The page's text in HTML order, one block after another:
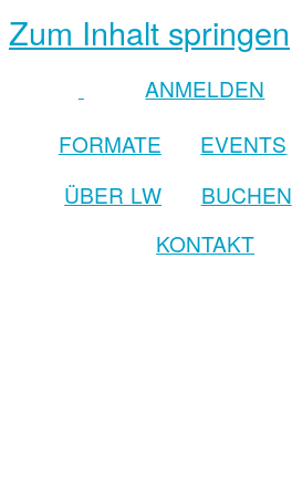
Zum Inhalt springen
ANMELDEN
FORMATE
EVENTS
ÜBER LW BUCHEN
KONTAKT